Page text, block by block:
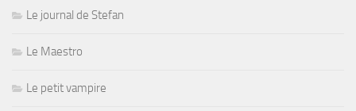
Le journal de Stefan
Le Maestro
Le petit vampire